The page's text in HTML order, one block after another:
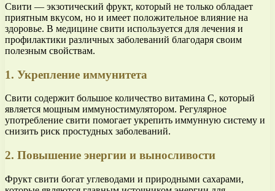
Свити — экзотический фрукт, который не только обладает
приятным вкусом, но и имеет положительное влияние на
здоровье. В медицине свити используется для лечения и
профилактики различных заболеваний благодаря своим
полезным свойствам.
1. Укрепление иммунитета
Свити содержит большое количество витамина С, который
является мощным иммуностимулятором. Регулярное
употребление свити помогает укрепить иммунную систему и
снизить риск простудных заболеваний.
2. Повышение энергии и выносливости
Фрукт свити богат углеводами и природными сахарами,